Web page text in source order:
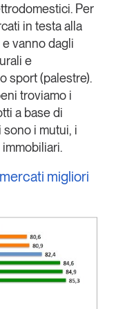
Per
in testa alla
vanno dagli
e
sport (palestre).
troviamo i
a base di
i mutui, i
migliori